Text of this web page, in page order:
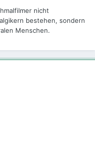
nicht
bestehen, sondern
Menschen.